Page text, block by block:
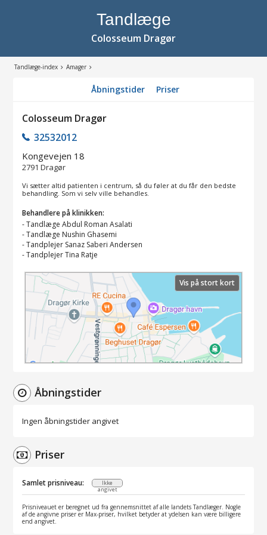
Tandlæge
Colosseum Dragør
Tandlæge-index Amager
Åbningstider Priser
Colosseum Dragør
32532012
Kongevejen 18
2791 Dragør
Vi sætter altid patienten i centrum, så du føler at du får den bedste
behandling. Som vi selv ville behandles.
Behandlere på klinikken:
-Tandlæge Abdul Roman Asalati
-Tandlæge Nushin Ghasemi
-Tandplejer Sanaz Saberi Andersen
-Tandplejer Tina Ratje
Vis på stort kort
Åbningstider
Ingen åbningstider angivet
Priser
Samlet prisniveau:
Ikke
angivet
Prisniveauet er beregnet ud fra gennemsnittet af alle landets Tandlæger. Nogle
af de angivne priser er Max-priser, hvilket betyder at ydelsen kan være billigere
end angivet.